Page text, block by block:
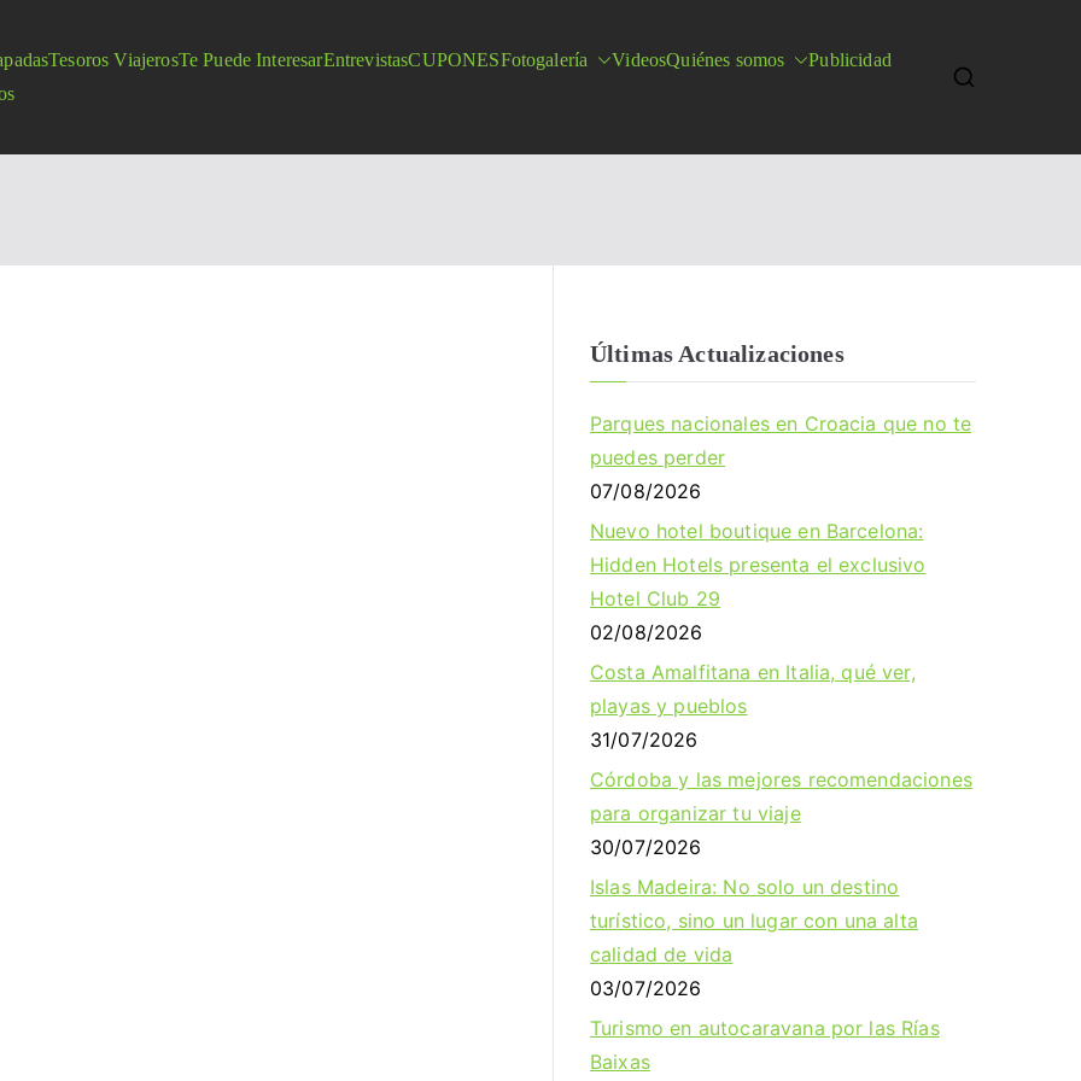
Tesoros ViajerosTe Puede InteresarEntrevistasCUPONESFotogalería VideosQuiénes somos
Publicidad
Últimas Actualizaciones
Parques nacionales en Croacia que no te
puedes perder
07/08/2026
Nuevo hotel boutique en Barcelona:
Hidden Hotels presenta el exclusivo
Hotel Club 29
02/08/2026
Costa Amalfitana en Italia, qué ver,
playas y pueblos
31/07/2026
Córdoba y las mejores recomendaciones
para organizar tu viaje
30/07/2026
Islas Madeira: No solo un destino
turístico, sino un lugar con una alta
calidad de vida
03/07/2026
Turismo en autocaravana por las Rías
Baixas